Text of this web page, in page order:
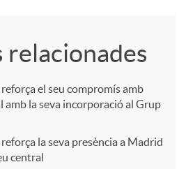
relacionades
el seu compromís amb
amb la seva incorporació al Grup
la seva presència a Madrid
central